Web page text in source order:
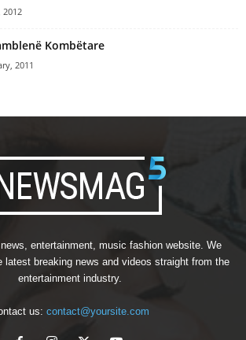
2012
Kombëtare
2011
entertainment, music fashion website. We
latest breaking news and videos straight from the
entertainment industry.
us: contact@yoursite.com